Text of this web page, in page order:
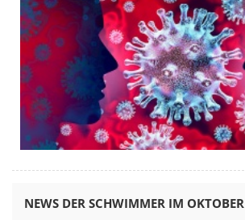
NEWS DER SCHWIMMER IM OKTOBER